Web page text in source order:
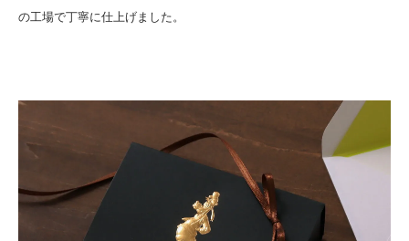
の工場で丁寧に仕上げました。